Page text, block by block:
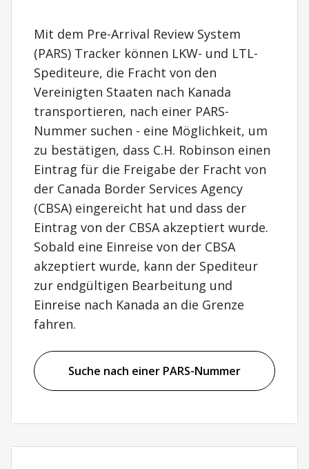
Mit dem Pre-Arrival Review System
(PARS) Tracker können LKW- und LTL-
Spediteure, die Fracht von den
Vereinigten Staaten nach Kanada
transportieren, nach einer PARS-
Nummer suchen - eine Möglichkeit, um
zu bestätigen, dass C.H. Robinson einen
Eintrag für die Freigabe der Fracht von
der Canada Border Services Agency
(CBSA) eingereicht hat und dass der
Eintrag von der CBSA akzeptiert wurde.
Sobald eine Einreise von der CBSA
akzeptiert wurde, kann der Spediteur
zur endgültigen Bearbeitung und
Einreise nach Kanada an die Grenze
fahren.
Suche nach einer PARS-Nummer